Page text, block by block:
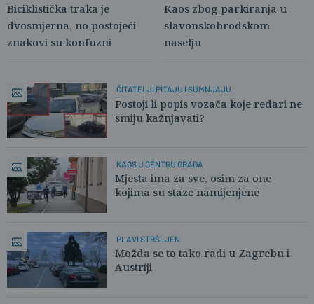
Biciklistička traka je
dvosmjerna, no postojeći
znakovi su konfuzni
Kaos zbog parkiranja u
slavonskobrodskom
naselju
ČITATELJI PITAJU I SUMNJAJU
Postoji li popis vozača koje redari ne
smiju kažnjavati?
KAOS U CENTRU GRADA
Mjesta ima za sve, osim za one
kojima su staze namijenjene
PLAVI STRŠLJEN
Možda se to tako radi u Zagrebu i
Austriji